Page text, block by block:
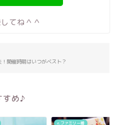
てね＾＾
開催時期はいつがベスト？
すめ♪
e.ファミリー婚